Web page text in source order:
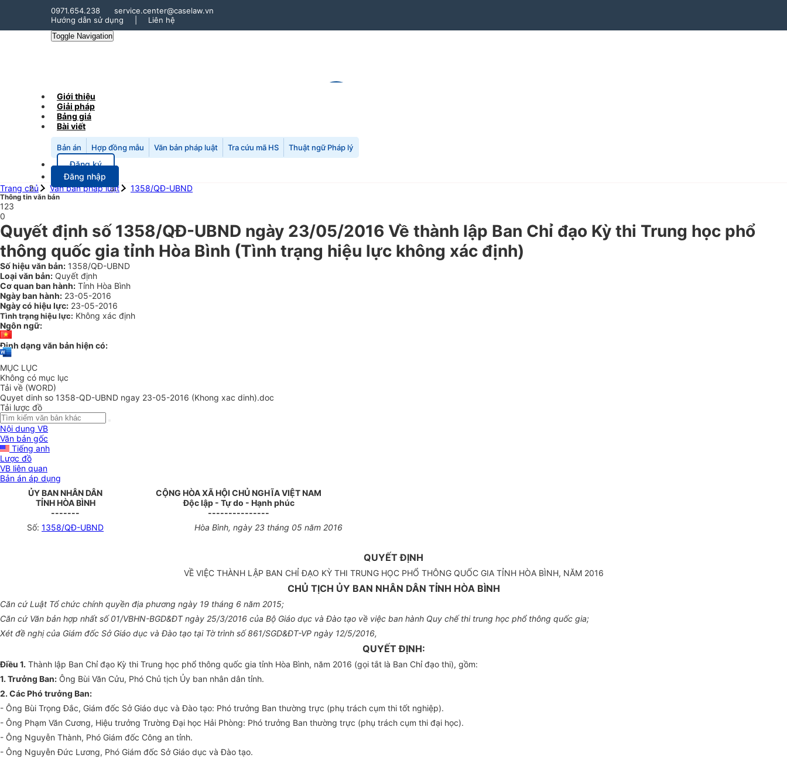
0971.654.238
service.center@caselaw.vn
Hướng dẫn sử dụng
Liên hệ
Toggle Navigation
Giới thiệu
Giải pháp
Bảng giá
Bài viết
Bản án Hợp đồng mẫu Văn bản pháp luật Tra cứu mã HS Thuật ngữ Pháp lý
Đăng ký
Đăng nhập
Trang chủ
Văn bản pháp luật 1358/QĐ-UBND
Thông tin văn bản
123
0
Quyết định số 1358/QĐ-UBND ngày 23/05/2016 Về thành lập Ban Chỉ đạo Kỳ thi Trung học phổ
thông quốc gia tỉnh Hòa Bình (Tình trạng hiệu lực không xác định)
Số hiệu văn bản: 1358/QĐ-UBND
Loại văn bản: Quyết định
Cơ quan ban hành: Tỉnh Hòa Bình
Ngày ban hành: 23-05-2016
Ngày có hiệu lực: 23-05-2016
Tình trạng hiệu lực: Không xác định
Ngôn ngữ:
Định dạng văn bản hiện có:
MỤC LỤC
Không có mục lục
Tải về (WORD)
Quyet dinh so 1358-QD-UBND ngay 23-05-2016 (Khong xac dinh).doc
Tải lược đồ
Nội dung VB
Văn bản gốc
Tiếng anh
Lược đồ
VB liên quan
Bản án áp dụng
ỦY BAN NHÂN DÂN
TỈNH HÒA BÌNH
-------
CỘNG HÒA XÃ HỘI CHỦ NGHĨA VIỆT NAM
Độc lập - Tự do - Hạnh phúc
---------------
Số: 1358/QĐ-UBND Hòa Bình, ngày 23 tháng 05 năm 2016
QUYẾT ĐỊNH
VỀ VIỆC THÀNH LẬP BAN CHỈ ĐẠO KỲ THI TRUNG HỌC PHỔ THÔNG QUỐC GIA TỈNH HÒABÌNH, NĂM 2016
CHỦ TỊCH ỦY BAN NHÂN DÂN TỈNH HÒA BÌNH
Căn cứ Luật Tổ chức chính quyền địa phương ngày 19 tháng 6 năm 2015;
Căn cứ Văn bản hợp nhất số 01/VBHN-BGD&ĐTngày 25/3/2016 của Bộ Giáo dục và Đào tạo về việc ban hành Quy chế thi trung học phổ thông quốc gia;
Xét đề nghị của Giám đốc SởGiáo dục và Đào tạo tại Tờ trình số 861/SGD&ĐT-VP ngày 12/5/2016,
QUYẾT ĐỊNH:
Điều 1. Thành lập Ban Chỉ đạo Kỳ thi Trung học phổ thông quốc gia tỉnh Hòa Bình, năm 2016 (gọi tắt là Ban Chỉ đạo thi), gồm:
1. Trưởng Ban: Ông Bùi Văn Cửu, Phó Chủ tịch Ủy ban nhân dân tỉnh.
2. Các Phó trưởng Ban:
- Ông Bùi Trọng Đắc, Giám đốc Sở Giáo dục và Đào tạo: Phó trưởng Ban thường trực (phụ trách cụm thi tốt nghiệp).
- Ông Phạm Văn Cương, Hiệu trưởng Trường Đại học Hải Phòng: Phó trưởng Ban thường trực (phụ trách cụm thi đại học).
- Ông Nguyễn Thành, Phó Giám đốc Công an tỉnh.
- Ông Nguyễn Đức Lương, Phó Giám đốc Sở Giáo dục và Đào tạo.